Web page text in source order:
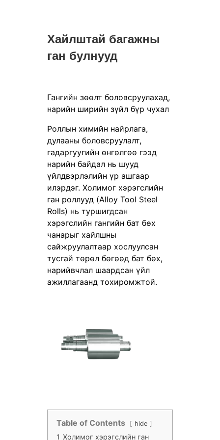
Хайлштай багажны
ган булнууд
Гангийн зөөлт боловсруулахад,
нарийн ширийн зүйл бүр чухал
Роллын химийн найрлага,
дулааны боловсруулалт,
гадаргуугийн өнгөлгөө гээд
нарийн байдал нь шууд
үйлдвэрлэлийн үр ашгаар
илэрдэг. Холимог хэрэгслийн
ган роллууд (Alloy Tool Steel
Rolls) нь туршигдсан
хэрэгслийн гангийн бат бөх
чанарыг хайлшны
сайжруулалтаар хослуулсан
тусгай төрөл бөгөөд бат бөх,
нарийвчлал шаардсан үйл
ажиллагаанд тохиромжтой.
Table of Contents hide
1 Холимог хэрэгслийн ган